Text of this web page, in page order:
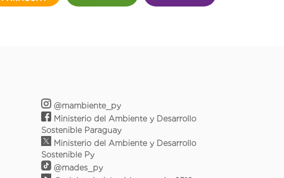
@mambiente_py
Ministerio del Ambiente y Desarrollo
Sostenible Paraguay
Ministerio del Ambiente y Desarrollo
Sostenible Py
@mades_py